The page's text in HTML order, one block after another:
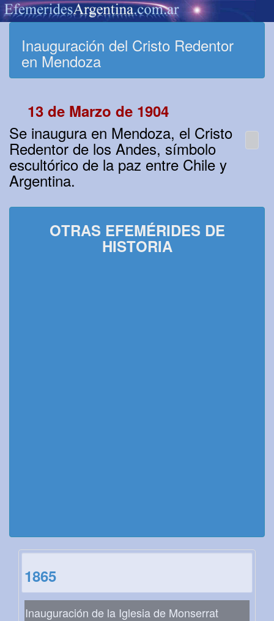
Inauguración del Cristo Redentor
en Mendoza
13 de Marzo de 1904
Se inaugura en Mendoza, el Cristo
Redentor de los Andes, símbolo
escultórico de la paz entre Chile y
Argentina.
OTRAS EFEMÉRIDES DE
HISTORIA
1865
Inauguración de la Iglesia de Monserrat